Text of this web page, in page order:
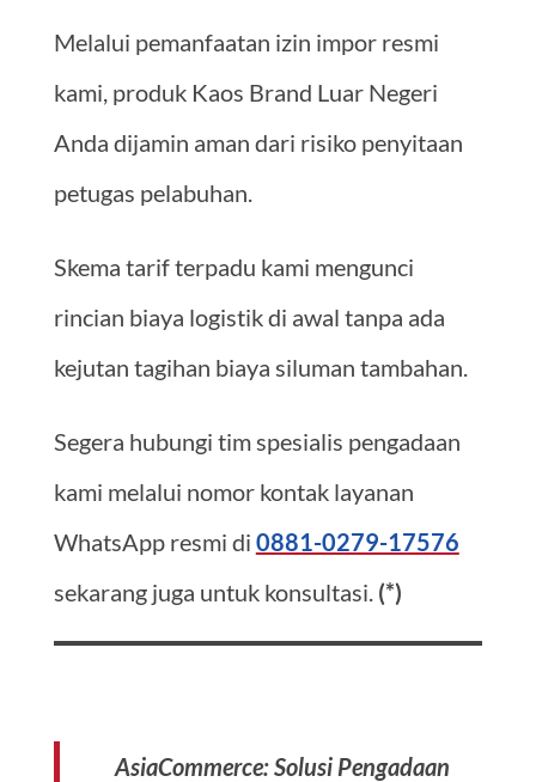
Melalui pemanfaatan izin impor resmi
kami, produk Kaos Brand Luar Negeri
Anda dijamin aman dari risiko penyitaan
petugas pelabuhan.
Skema tarif terpadu kami mengunci
rincian biaya logistik di awal tanpa ada
kejutan tagihan biaya siluman tambahan.
Segera hubungi tim spesialis pengadaan
kami melalui nomor kontak layanan
WhatsApp resmi di 0881-0279-17576
sekarang juga untuk konsultasi. (*)
AsiaCommerce: Solusi Pengadaan